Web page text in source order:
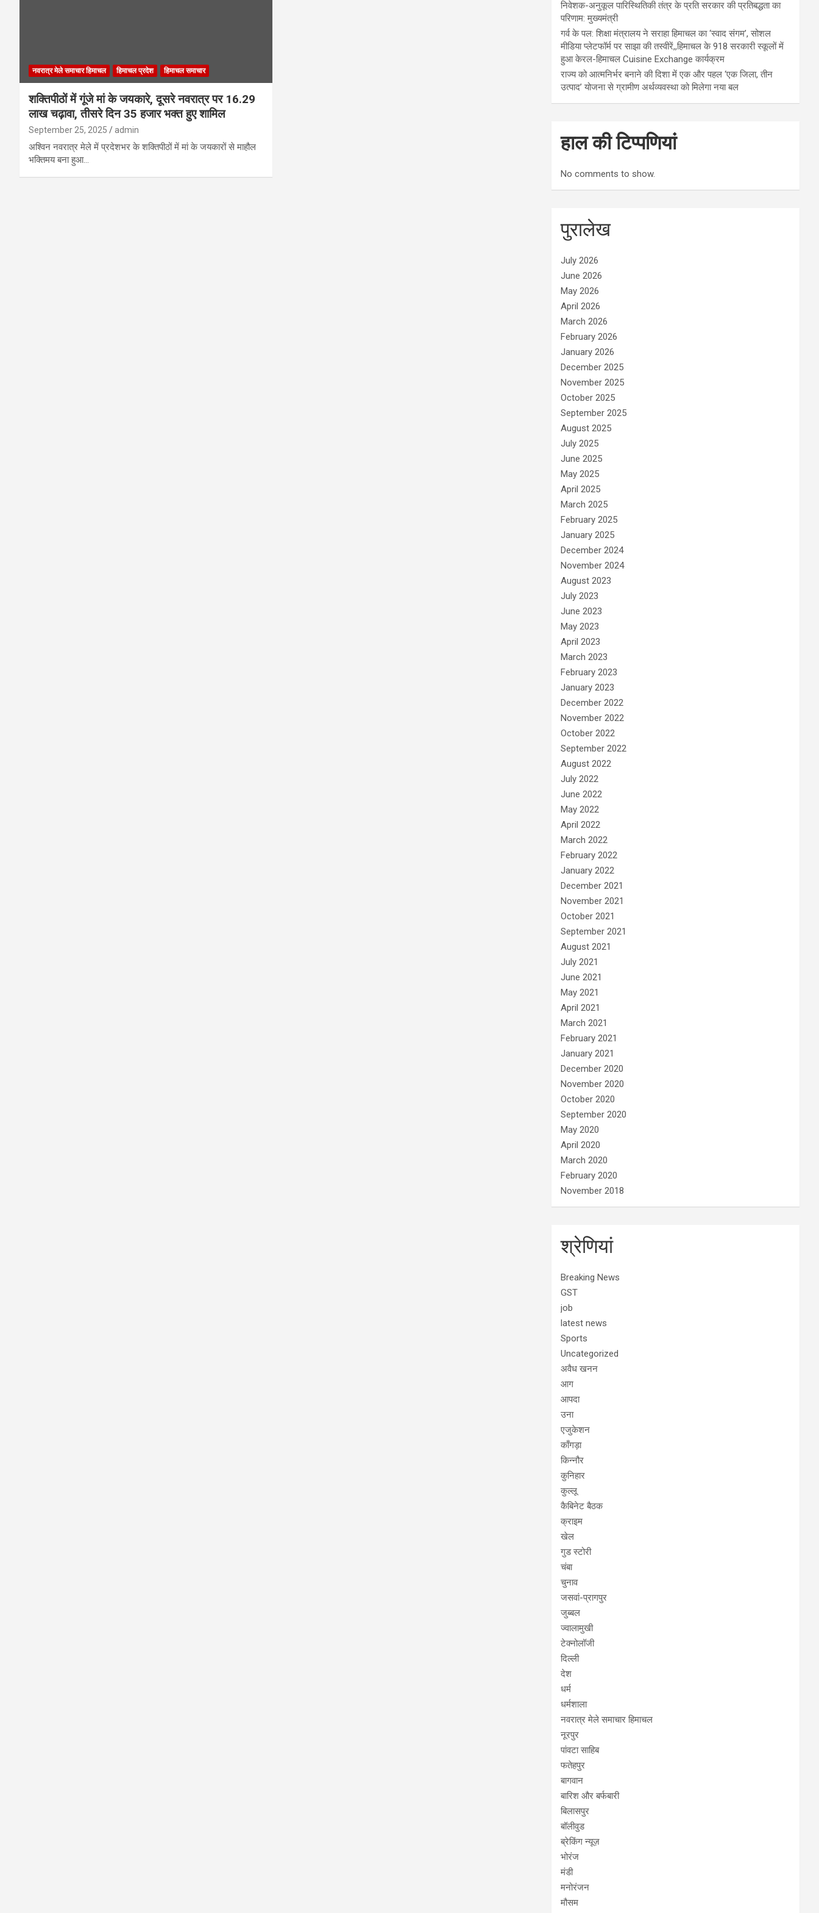
नवरात्र मेले समाचार हिमाचल हिमाचल प्रदेश हिमाचल समाचार
शक्तिपीठों में गूंजे मां के जयकारे, दूसरे नवरात्र पर 16.29
लाख चढ़ावा, तीसरे दिन 35 हजार भक्त हुए शामिल
September 25, 2025 admin
अश्विन नवरात्र मेले में प्रदेशभर के शक्तिपीठों में मां के जयकारों से माहौल
भक्तिमय बना हुआ…
निवेशक-अनुकूल पारिस्थितिकी तंत्र के प्रति सरकार की प्रतिबद्धता का
परिणाम: मुख्यमंत्री
गर्व के पल: शिक्षा मंत्रालय ने सराहा हिमाचल का ‘स्वाद संगम’, सोशल
मीडिया प्लेटफॉर्म पर साझा की तस्वीरें,,हिमाचल के 918 सरकारी स्कूलों में
हुआ केरल-हिमाचल Cuisine Exchange कार्यक्रम
राज्य को आत्मनिर्भर बनाने की दिशा में एक और पहल ‘एक जिला, तीन
उत्पाद’ योजना से ग्रामीण अर्थव्यवस्था को मिलेगा नया बल
हाल की टिप्पणियां
No comments to show.
पुरालेख
July 2026
June 2026
May 2026
April 2026
March 2026
February 2026
January 2026
December 2025
November 2025
October 2025
September 2025
August 2025
July 2025
June 2025
May 2025
April 2025
March 2025
February 2025
January 2025
December 2024
November 2024
August 2023
July 2023
June 2023
May 2023
April 2023
March 2023
February 2023
January 2023
December 2022
November 2022
October 2022
September 2022
August 2022
July 2022
June 2022
May 2022
April 2022
March 2022
February 2022
January 2022
December 2021
November 2021
October 2021
September 2021
August 2021
July 2021
June 2021
May 2021
April 2021
March 2021
February 2021
January 2021
December 2020
November 2020
October 2020
September 2020
May 2020
April 2020
March 2020
February 2020
November 2018
श्रेणियां
Breaking News
GST
job
latest news
Sports
Uncategorized
अवैध खनन
आग
आपदा
उना
एजुकेशन
काँगड़ा
किन्नौर
कुनिहार
कुल्लू
कैबिनेट बैठक
क्राइम
खेल
गुड स्टोरी
चंबा
चुनाव
जसवां-प्रागपुर
जुब्बल
ज्वालामुखी
टेक्नोलॉजी
दिल्ली
देश
धर्म
धर्मशाला
नवरात्र मेले समाचार हिमाचल
नूरपुर
पांवटा साहिब
फतेहपुर
बागवान
बारिश और बर्फबारी
बिलासपुर
बॉलीवुड
ब्रेकिंग न्यूज़
भोरंज
मंडी
मनोरंजन
मौसम